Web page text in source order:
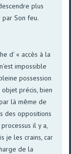
plus
Son feu.
d' « accès à la
impossible
possession
précis, bien
là même de
des oppositions
il y a,
je les crains, car
de la